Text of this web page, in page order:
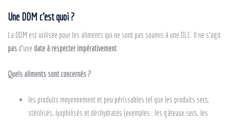
Une DDM c’est quoi?
La DDM est utilisée pour les aliments qui ne sont pas soumis à une DLC. Il ne s’agit
pas d’une date à respecter impérativement.
Quels aliments sont concernés ?
les produits moyennement et peu périssables tel que les produits secs,
stérilisés, lyophilisés et déshydratés (exemples : les gâteaux secs, les